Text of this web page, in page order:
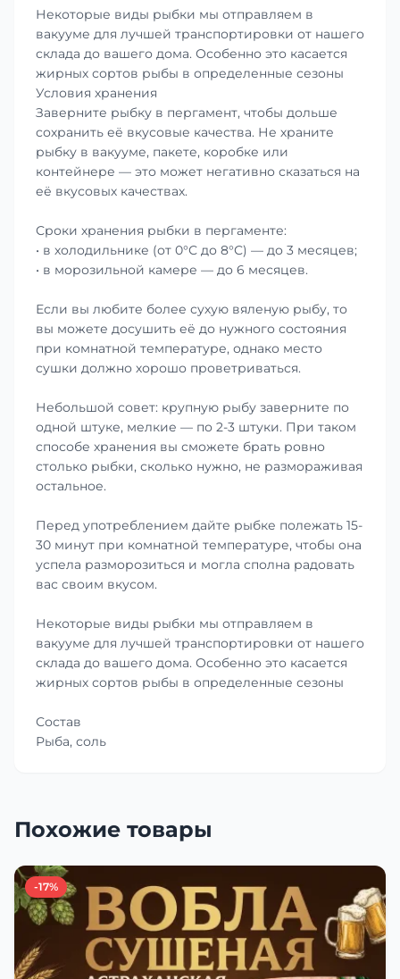
Некоторые виды рыбки мы отправляем в
вакууме для лучшей транспортировки от нашего
склада до вашего дома. Особенно это касается
жирных сортов рыбы в определенные сезоны
Условия хранения
Заверните рыбку в пергамент, чтобы дольше
сохранить её вкусовые качества. Не храните
рыбку в вакууме, пакете, коробке или
контейнере — это может негативно сказаться на
её вкусовых качествах.
Сроки хранения рыбки в пергаменте:
• в холодильнике (от 0°С до 8°С) — до 3 месяцев;
• в морозильной камере — до 6 месяцев.
Если вы любите более сухую вяленую рыбу, то
вы можете досушить её до нужного состояния
при комнатной температуре, однако место
сушки должно хорошо проветриваться.
Небольшой совет: крупную рыбу заверните по
одной штуке, мелкие — по 2-3 штуки. При таком
способе хранения вы сможете брать ровно
столько рыбки, сколько нужно, не размораживая
остальное.
Перед употреблением дайте рыбке полежать 15-
30 минут при комнатной температуре, чтобы она
успела разморозиться и могла сполна радовать
вас своим вкусом.
Некоторые виды рыбки мы отправляем в
вакууме для лучшей транспортировки от нашего
склада до вашего дома. Особенно это касается
жирных сортов рыбы в определенные сезоны
Состав
Рыба, соль
Похожие товары
-17%